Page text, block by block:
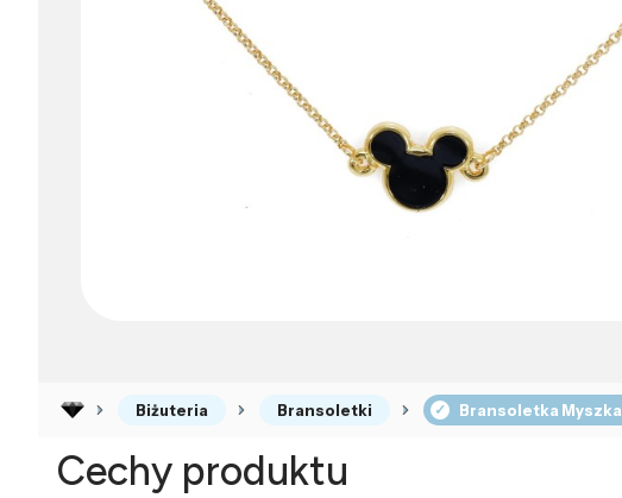
Biżuteria Bransoletki Bransoletka Myszka
Cechy produktu